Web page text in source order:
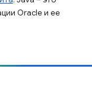
Oracle и ее